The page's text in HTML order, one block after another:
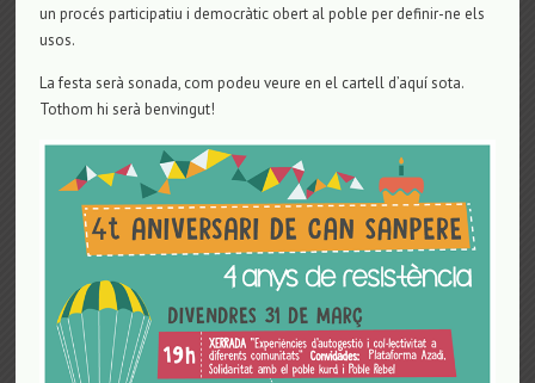
un procés participatiu i democràtic obert al poble per definir-ne els
usos.
La festa serà sonada, com podeu veure en el cartell d’aquí sota.
Tothom hi serà benvingut!